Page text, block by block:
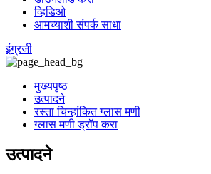
व्हिडिओ
आमच्याशी संपर्क साधा
इंग्रजी
मुख्यपृष्ठ
उत्पादने
रस्ता चिन्हांकित ग्लास मणी
ग्लास मणी ड्रॉप करा
उत्पादने